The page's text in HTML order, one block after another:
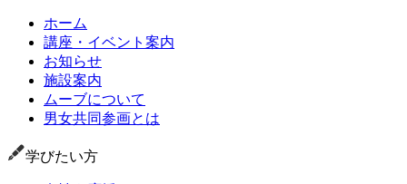
ホーム
講座・イベント案内
お知らせ
施設案内
ムーブについて
男女共同参画とは
学びたい方